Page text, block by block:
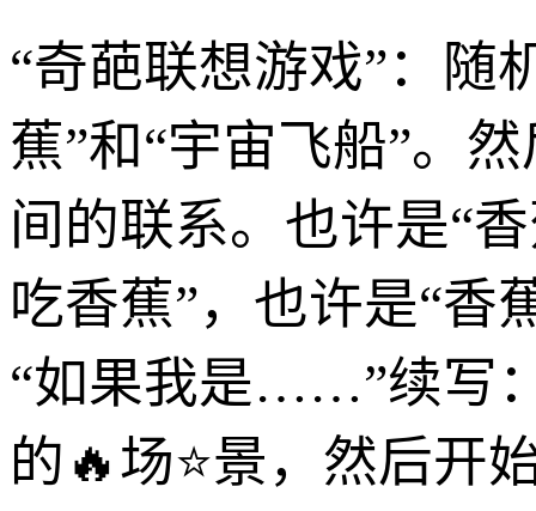
“奇葩联想游戏”：随
蕉”和“宇宙飞船”。
间的联系。也许是“
吃香蕉”，也许是“香
“如果我是……”续写
的🔥场⭐景，然后